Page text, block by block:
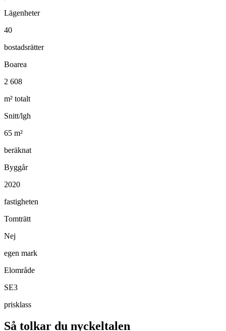
Lägenheter
40
bostadsrätter
Boarea
2 608
m² totalt
Snitt/lgh
65 m²
beräknat
Byggår
2020
fastigheten
Tomträtt
Nej
egen mark
Elområde
SE3
prisklass
Så tolkar du nyckeltalen